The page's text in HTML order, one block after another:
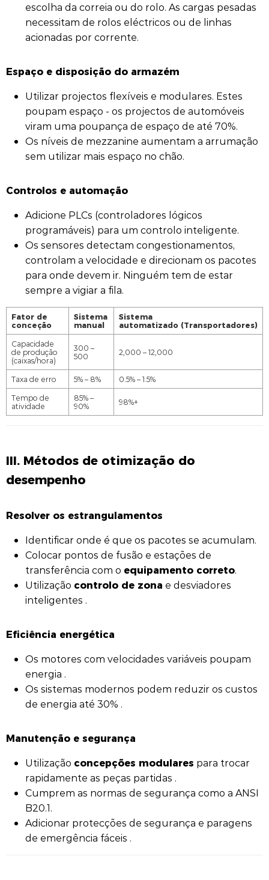
escolha da correia ou do rolo. As cargas pesadas
necessitam de rolos eléctricos ou de linhas
acionadas por corrente.
Espaço e disposição do armazém
Utilizar projectos flexíveis e modulares. Estes
poupam espaço - os projectos de automóveis
viram uma poupança de espaço de até 70%.
Os níveis de mezzanine aumentam a arrumação
sem utilizar mais espaço no chão.
Controlos e automação
Adicione PLCs (controladores lógicos
programáveis) para um controlo inteligente.
Os sensores detectam congestionamentos,
controlam a velocidade e direcionam os pacotes
para onde devem ir. Ninguém tem de estar
sempre a vigiar a fila.
Fator de
conceção
Sistema
manual
Sistema
automatizado (Transportadores)
Capacidade
de produção
(caixas/hora)
300 –
500
2,000 – 12,000
Taxa de erro 5% – 8%
0.5% – 1.5%
Tempo de
atividade
85% –
90%
98%+
III. Métodos de otimização do
desempenho
Resolver os estrangulamentos
Identificar onde é que os pacotes se acumulam.
Colocar pontos de fusão e estações de
transferência com o equipamento correto.
Utilização controlo de zona e desviadores
inteligentes .
Eficiência energética
Os motores com velocidades variáveis poupam
energia .
Os sistemas modernos podem reduzir os custos
de energia até 30% .
Manutenção e segurança
Utilização concepções modulares para trocar
rapidamente as peças partidas .
Cumprem as normas de segurança como a ANSI
B20.1.
Adicionar protecções de segurança e paragens
de emergência fáceis .